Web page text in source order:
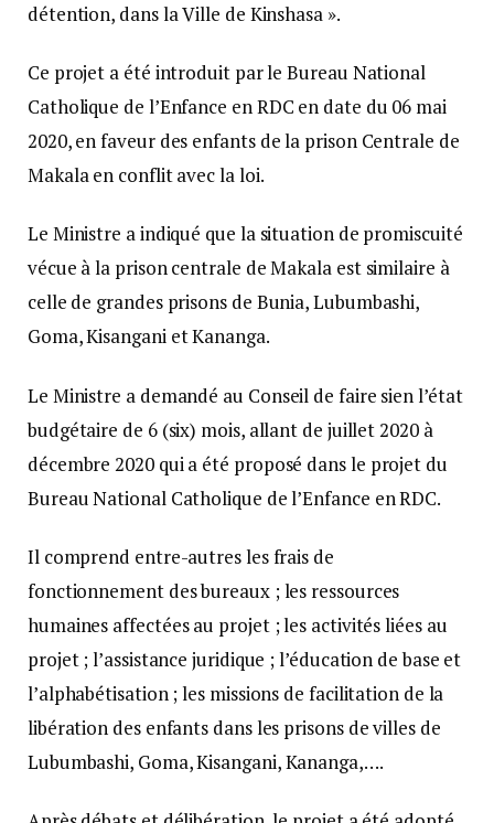
détention, dans la Ville de Kinshasa ».
Ce projet a été introduit par le Bureau National
Catholique de l’Enfance en RDC en date du 06 mai
2020, en faveur des enfants de la prison Centrale de
Makala en conflit avec la loi.
Le Ministre a indiqué que la situation de promiscuité
vécue à la prison centrale de Makala est similaire à
celle de grandes prisons de Bunia, Lubumbashi,
Goma, Kisangani et Kananga.
Le Ministre a demandé au Conseil de faire sien l’état
budgétaire de 6 (six) mois, allant de juillet 2020 à
décembre 2020 qui a été proposé dans le projet du
Bureau National Catholique de l’Enfance en RDC.
Il comprend entre-autres les frais de
fonctionnement des bureaux ; les ressources
humaines affectées au projet ; les activités liées au
projet ; l’assistance juridique ; l’éducation de base et
l’alphabétisation ; les missions de facilitation de la
libération des enfants dans les prisons de villes de
Lubumbashi, Goma, Kisangani, Kananga,….